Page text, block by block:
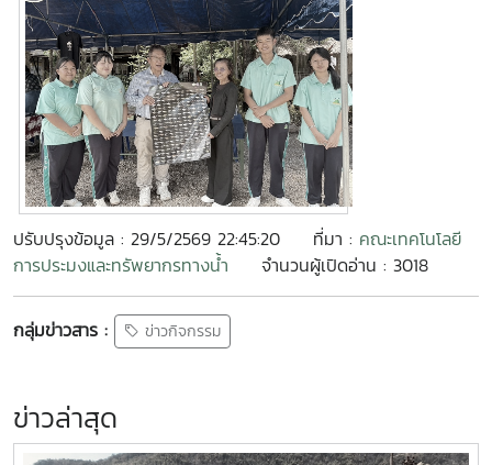
ปรับปรุงข้อมูล : 29/5/2569 22:45:20 ที่มา : คณะเทคโนโลยี
การประมงและทรัพยากรทางน้ำ
จำนวนผู้เปิดอ่าน : 3018
กลุ่มข่าวสาร : ข่าวกิจกรรม
ข่าวล่าสุด